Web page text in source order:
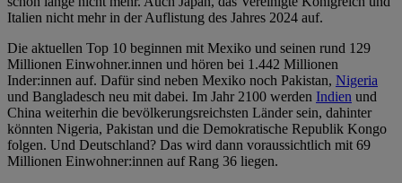
Italien nicht mehr in der Auflistung des Jahres 2024 auf.
Die aktuellen Top 10 beginnen mit Mexiko und seinen rund 129
Millionen Einwohner.innen und hören bei 1.442 Millionen
Inder:innen auf. Dafür sind neben Mexiko noch Pakistan, Nigeria
und Bangladesch neu mit dabei. Im Jahr 2100 werden Indien und
China weiterhin die bevölkerungsreichsten Länder sein, dahinter
könnten Nigeria, Pakistan und die Demokratische Republik Kongo
folgen. Und Deutschland? Das wird dann voraussichtlich mit 69
Millionen Einwohner:innen auf Rang 36 liegen.